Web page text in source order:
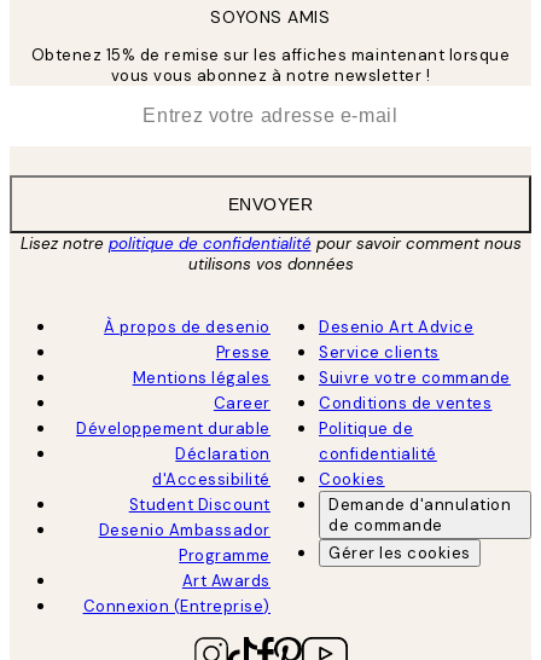
SOYONS AMIS
Obtenez 15% de remise sur les affiches maintenant lorsque
vous vous abonnez à notre newsletter !
ENVOYER
Lisez notre politique de confidentialitépour savoir comment nous
utilisons vos données
À propos de desenio
Presse
Mentions légales
Career
Développement durable
Déclaration
d'Accessibilité
Student Discount
Desenio Ambassador
Programme
Art Awards
Connexion (Entreprise)
Desenio Art Advice
Service clients
Suivre votre commande
Conditions de ventes
Politique de
confidentialité
Cookies
Demande d'annulation
de commande
Gérer les cookies